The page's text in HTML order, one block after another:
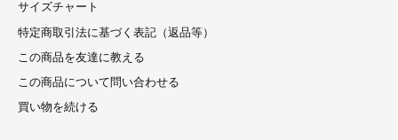
サイズチャート
特定商取引法に基づく表記（返品等）
この商品を友達に教える
この商品について問い合わせる
買い物を続ける